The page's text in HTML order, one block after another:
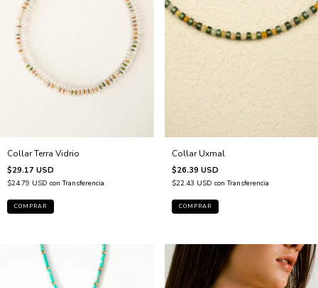
Collar Terra Vidrio
$29.17 USD
$24.79 USD con Transferencia
Collar Uxmal
$26.39 USD
$22.43 USD con Transferencia